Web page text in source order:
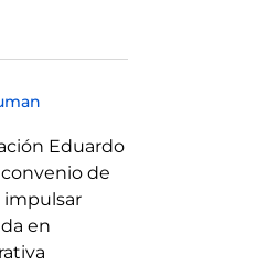
Eduardo
de
impulsar
en